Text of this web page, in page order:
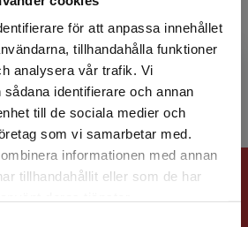
för att anpassa innehållet
tillhandahålla funktioner
analysera vår trafik. Vi
identifierare och annan
till de sociala medier och
som vi samarbetar med.
informationen med annan
tillhandahållit eller som de har
fraktregion
du besöker
via en enhet utanför Sverige.
är professor i klinisk
ledare för Center
Psychology vid Örebro